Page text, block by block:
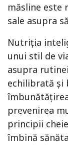
măsline este
sale asupra
Nutriția
unui stil de
asupra
echilibrată și
prevenirea
principii
îmbină